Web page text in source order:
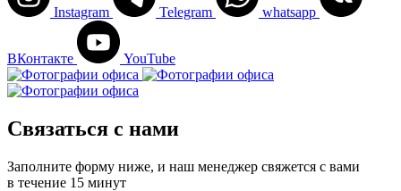
Instagram Telegram whatsapp
ВКонтакте YouTube
Связаться с нами
Заполните форму ниже, и наш менеджер свяжется с вами
в течение 15 минут